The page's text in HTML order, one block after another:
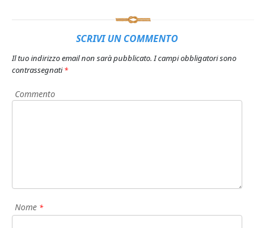
SCRIVI UN COMMENTO
Il tuo indirizzo email non sarà pubblicato. I campi obbligatori sono
contrassegnati*
Commento
Nome *